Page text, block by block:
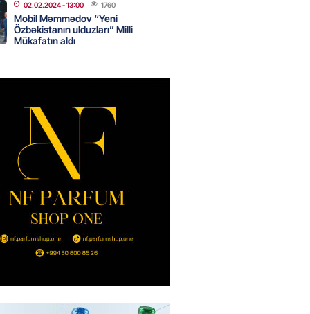
avtomobil qaçıran və
mobil telefon oğurlayan
karta istədiyiniz qədər
edə bilərsiniz – VİDEO
- 14:00
avtomobildə Paşinyana nə
- 13:45
02.02.2024- 13:00 1760
Mobil Məmmədov “Yeni
Özbəkistanın ulduzları” Milli
Mükafatın aldı